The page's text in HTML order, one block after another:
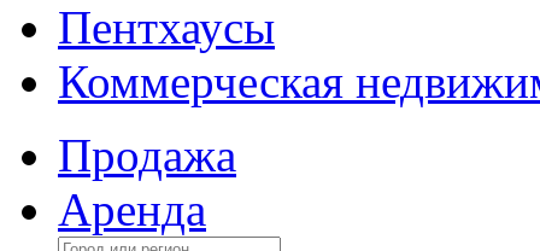
Пентхаусы
Коммерческая
Продажа
Аренда